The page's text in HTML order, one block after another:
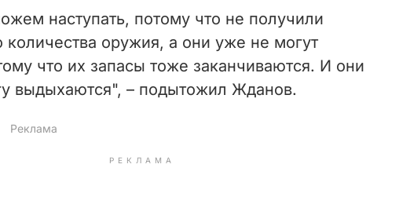
наступать, потому что не получили
количества оружия, а они уже не могут
что их запасы тоже заканчиваются. И они
выдыхаются", – подытожил Жданов.
РЕКЛАМА